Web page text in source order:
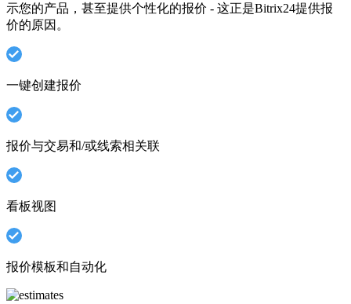
示您的产品，甚至提供个性化的报价 - 这正是Bitrix24提供报
价的原因。
一键创建报价
报价与交易和/或线索相关联
看板视图
报价模板和自动化